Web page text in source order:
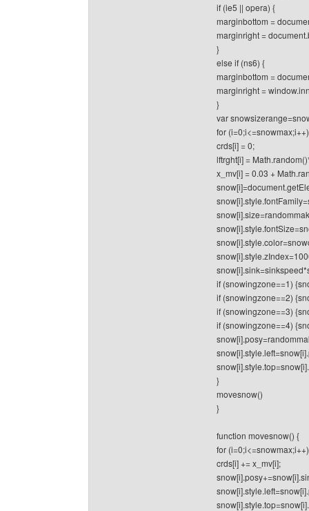
if (ie5 || opera) {
marginbottom =
marginright =
}
else if (ns6) {
marginbottom =
marginright =
}
var
for
crds[i] = 0;
lftrght[i] =
x_mv[i] = 0.03 +
if (snowingzone==1)
if (snowingzone==2)
if (snowingzone==3)
if (snowingzone==4)
}
movesnow()
}
function movesnow() {
for
crds[i] += x_mv[i];